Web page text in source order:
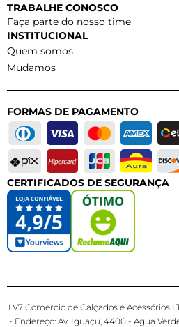
TRABALHE CONOSCO
Faça parte do nosso time
INSTITUCIONAL
Quem somos
Mudamos
FORMAS DE PAGAMENTO
CERTIFICADOS DE SEGURANÇA
LV7 Comercio de Calçados e Acessórios
- Endereço: Av. Iguaçu, 4400 - Água